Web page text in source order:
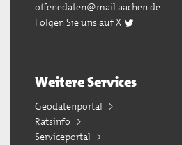
offenedaten@mail.aachen.de
Folgen Sie uns auf X
Weitere Services
Geodatenportal
Ratsinfo
Serviceportal